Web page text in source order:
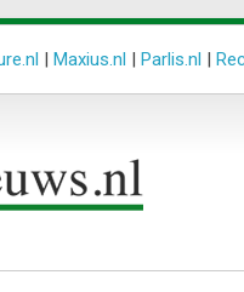
| Maxius.nl | Parlis.nl |